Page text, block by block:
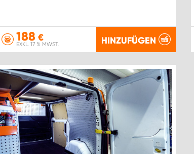
188 €
EXKL. 17 % MWST. HINZUFÜGEN